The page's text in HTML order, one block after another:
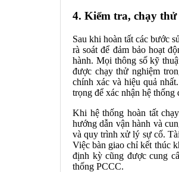
4. Kiểm tra, chạy
Sau khi hoàn tất các bước
rà soát để đảm bảo hoạt
hành. Mọi thông số kỹ
được chạy thử nghiệm
chính xác và hiệu quả
trọng để xác nhận hệ thống
Khi hệ thống hoàn tất
hướng dẫn vận hành và
và quy trình xử lý sự cố.
Việc bàn giao chỉ kết thúc
định kỳ cũng được cung
thống PCCC.